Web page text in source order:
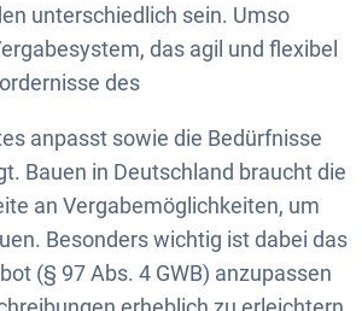
unterschiedlich sein. Umso
das agil und flexibel
des
anpasst sowie die Bedürfnisse
Bauen in Deutschland braucht die
an Vergabemöglichkeiten, um
Besonders wichtig ist dabei das
(§ 97 Abs. 4 GWB) anzupassen